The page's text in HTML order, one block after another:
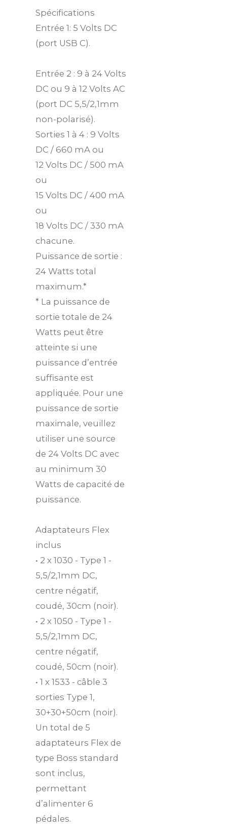
Spécifications
Entrée 1: 5 Volts DC
(port USB C).
Entrée 2 : 9 à 24 Volts
DC ou 9 à 12 Volts AC
(port DC 5,5/2,1mm
non-polarisé).
Sorties 1 à 4 : 9 Volts
DC / 660 mA ou
12 Volts DC / 500 mA
ou
15 Volts DC / 400 mA
ou
18 Volts DC / 330 mA
chacune.
Puissance de sortie :
24 Watts total
maximum.*
* La puissance de
sortie totale de 24
Watts peut être
atteinte si une
puissance d’entrée
suffisante est
appliquée. Pour une
puissance de sortie
maximale, veuillez
utiliser une source
de 24 Volts DC avec
au minimum 30
Watts de capacité de
puissance.
Adaptateurs Flex
inclus
• 2 x 1030 - Type 1 -
5,5/2,1mm DC,
centre négatif,
coudé, 30cm (noir).
• 2 x 1050 - Type 1 -
5,5/2,1mm DC,
centre négatif,
coudé, 50cm (noir).
• 1 x 1533 - câble 3
sorties Type 1,
30+30+50cm (noir).
Un total de 5
adaptateurs Flex de
type Boss standard
sont inclus,
permettant
d’alimenter 6
pédales.